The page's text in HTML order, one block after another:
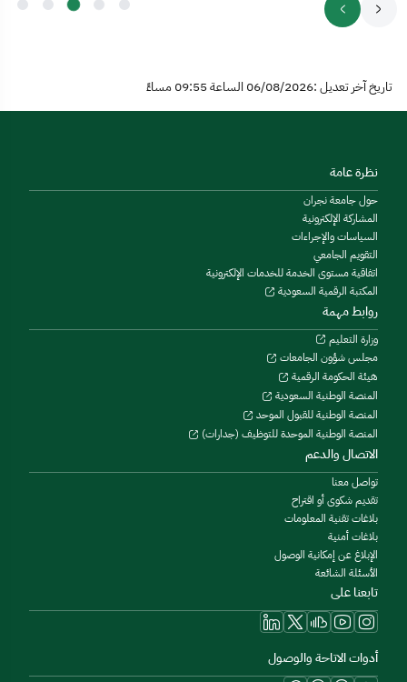
تاريخ آخر تعديل :06/08/2026 الساعة 09:55 مساءً
نظرة عامة
حول جامعة نجران
المشاركة الإلكترونية
السياسات والإجراءات
التقويم الجامعي
اتفاقية مستوى الخدمة للخدمات الإلكترونية
المكتبة الرقمية السعودية
روابط مهمة
وزارة التعليم
مجلس شؤون الجامعات
هيئة الحكومة الرقمية
المنصة الوطنية السعودية
المنصة الوطنية للقبول الموحد
المنصة الوطنية الموحدة للتوظيف (جدارات)
الاتصال والدعم
تواصل معنا
تقديم شكوى أو اقتراح
بلاغات تقنية المعلومات
بلاغات أمنية
الإبلاغ عن إمكانية الوصول
الأسئلة الشائعة
تابعنا على
أدوات الاتاحة والوصول